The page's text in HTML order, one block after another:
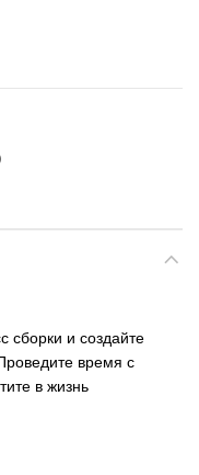
сборки и создайте
время с
в жизнь